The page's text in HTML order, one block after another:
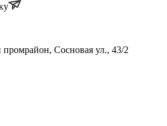
Сосновая ул., 43/2